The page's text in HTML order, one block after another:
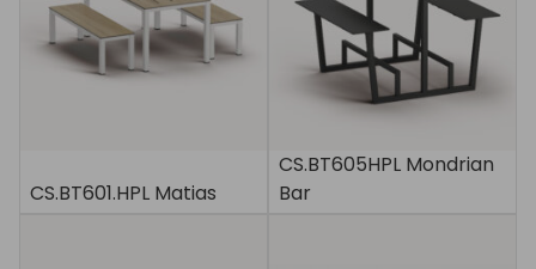
CS.BT601.HPL Matias
CS.BT605HPL Mondrian
Bar